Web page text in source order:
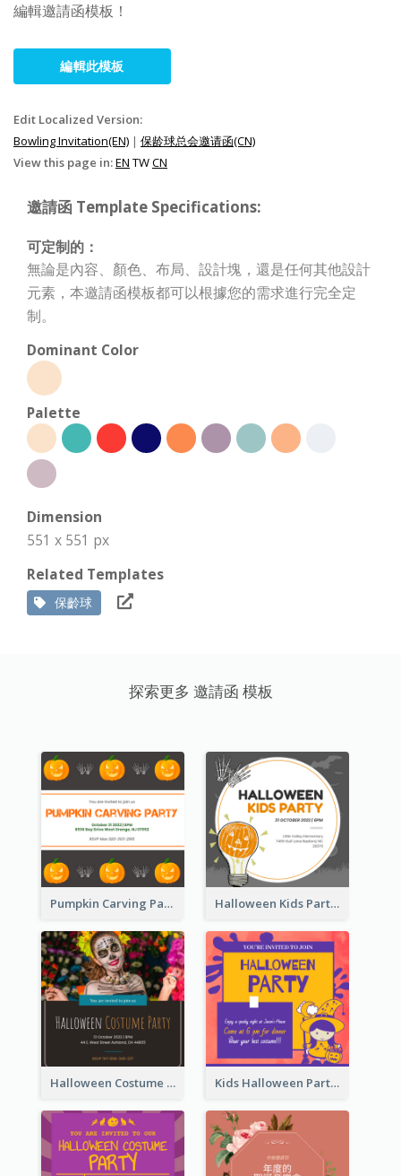
編輯邀請函模板！
編輯此模板
Edit Localized Version:
Bowling Invitation(EN) | 保龄球总会邀请函(CN)
View this page in:EN TWCN
邀請函 Template Specifications:
可定制的：
無論是內容、顏色、布局、設計塊，還是任何其他設計
元素，本邀請函模板都可以根據您的需求進行完全定
制。
Dominant Color
Palette
Dimension
551 x 551 px
Related Templates
保齡球
探索更多 邀請函 模板
Pumpkin Carving Party Invitation Halloween Kids Party Invitation
Halloween Costume Party Invitation Kids Halloween Party Invitation